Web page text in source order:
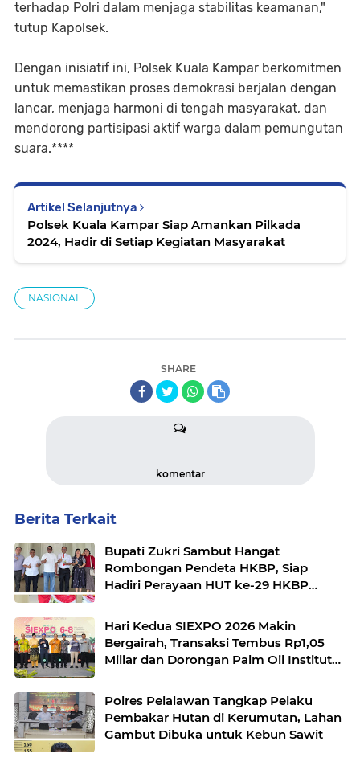
terhadap Polri dalam menjaga stabilitas keamanan,"
tutup Kapolsek.
Dengan inisiatif ini, Polsek Kuala Kampar berkomitmen
untuk memastikan proses demokrasi berjalan dengan
lancar, menjaga harmoni di tengah masyarakat, dan
mendorong partisipasi aktif warga dalam pemungutan
suara.****
Artikel Selanjutnya
Polsek Kuala Kampar Siap Amankan Pilkada
2024, Hadir di Setiap Kegiatan Masyarakat
NASIONAL
SHARE
komentar
Berita Terkait
Bupati Zukri Sambut Hangat
Rombongan Pendeta HKBP, Siap
Hadiri Perayaan HUT ke-29 HKBP
Hari Kedua SIEXPO 2026 Makin
Bergairah, Transaksi Tembus Rp1,05
Miliar dan Dorongan Palm Oil Institute
Polres Pelalawan Tangkap Pelaku
Pembakar Hutan di Kerumutan, Lahan
Gambut Dibuka untuk Kebun Sawit